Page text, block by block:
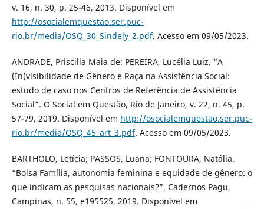
v. 16, n. 30, p. 25-46, 2013. Disponível em
http://osocialemquestao.ser.puc-
rio.br/media/OSQ_30_Sindely_2.pdf. Acesso em 09/05/2023.
ANDRADE, Priscilla Maia de; PEREIRA, Lucélia Luiz. “A
(In)visibilidade de Gênero e Raça na Assistência Social:
estudo de caso nos Centros de Referência de Assistência
Social”. O Social em Questão, Rio de Janeiro, v. 22, n. 45, p.
57-79, 2019. Disponível em http://osocialemquestao.ser.puc-
rio.br/media/OSQ_45_art_3.pdf. Acesso em 09/05/2023.
BARTHOLO, Letícia; PASSOS, Luana; FONTOURA, Natália.
“Bolsa Família, autonomia feminina e equidade de gênero: o
que indicam as pesquisas nacionais?”. Cadernos Pagu,
Campinas, n. 55, e195525, 2019. Disponível em